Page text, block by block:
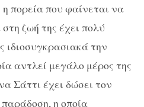
πορεία που φαίνεται να
ζωή της έχει πολύ
ιδιοσυγκρασιακά την
αντλεί μεγάλο μέρος της
Σάττι έχει δώσει τον
παράδοση, η οποία